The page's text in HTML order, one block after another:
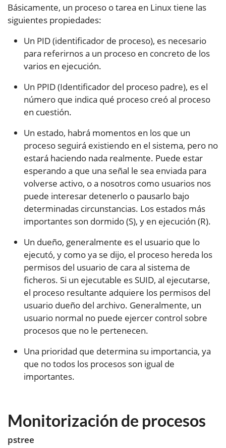
Básicamente, un proceso o tarea en Linux tiene las
siguientes propiedades:
Un PID (identificador de proceso), es necesario
para referirnos a un proceso en concreto de los
varios en ejecución.
Un PPID (Identificador del proceso padre), es el
número que indica qué proceso creó al proceso
en cuestión.
Un estado, habrá momentos en los que un
proceso seguirá existiendo en el sistema, pero no
estará haciendo nada realmente. Puede estar
esperando a que una señal le sea enviada para
volverse activo, o a nosotros como usuarios nos
puede interesar detenerlo o pausarlo bajo
determinadas circunstancias. Los estados más
importantes son dormido (S), y en ejecución (R).
Un dueño, generalmente es el usuario que lo
ejecutó, y como ya se dijo, el proceso hereda los
permisos del usuario de cara al sistema de
ficheros. Si un ejecutable es SUID, al ejecutarse,
el proceso resultante adquiere los permisos del
usuario dueño del archivo. Generalmente, un
usuario normal no puede ejercer control sobre
procesos que no le pertenecen.
Una prioridad que determina su importancia, ya
que no todos los procesos son igual de
importantes.
Monitorización de procesos
pstree